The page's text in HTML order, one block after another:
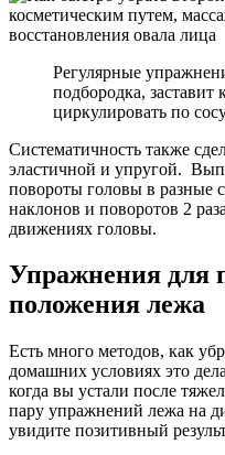
Регулярные
подбородка, заставит
циркулировать по
Систематичность также
эластичной и упругой.
повороты головы в разные
наклонов и поворотов 2
движениях головы.
Упражнения для
положения лежа
Есть много методов, как
домашних условиях это
когда вы устали после
пару упражнений лежа на
увидите позитивный